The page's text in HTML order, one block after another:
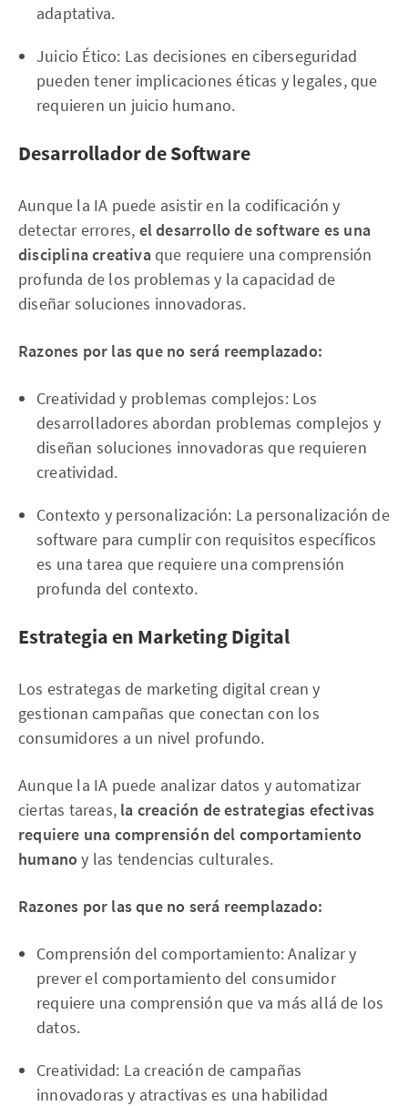
adaptativa.
Juicio Ético: Las decisiones en ciberseguridad
pueden tener implicaciones éticas y legales, que
requieren un juicio humano.
Desarrollador de Software
Aunque la IA puede asistir en la codificación y
detectar errores, el desarrollo de software es una
disciplina creativa que requiere una comprensión
profunda de los problemas y la capacidad de
diseñar soluciones innovadoras.
Razones por las que no será reemplazado:
Creatividad y problemas complejos: Los
desarrolladores abordan problemas complejos y
diseñan soluciones innovadoras que requieren
creatividad.
Contexto y personalización: La personalización de
software para cumplir con requisitos específicos
es una tarea que requiere una comprensión
profunda del contexto.
Estrategia en Marketing Digital
Los estrategas de marketing digital crean y
gestionan campañas que conectan con los
consumidores a un nivel profundo.
Aunque la IA puede analizar datos y automatizar
ciertas tareas, la creación de estrategias efectivas
requiere una comprensión del comportamiento
humanoy las tendencias culturales.
Razones por las que no será reemplazado:
Comprensión del comportamiento: Analizar y
prever el comportamiento del consumidor
requiere una comprensión que va más allá de los
datos.
Creatividad: La creación de campañas
innovadoras y atractivas es una habilidad